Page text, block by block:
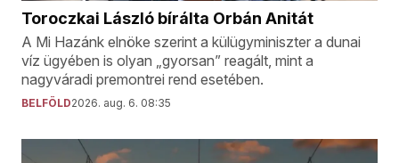
Toroczkai László bírálta Orbán Anitát
A Mi Hazánk elnöke szerint a külügyminiszter a dunai
víz ügyében is olyan „gyorsan” reagált, mint a
nagyváradi premontrei rend esetében.
BELFÖLD2026. aug. 6. 08:35